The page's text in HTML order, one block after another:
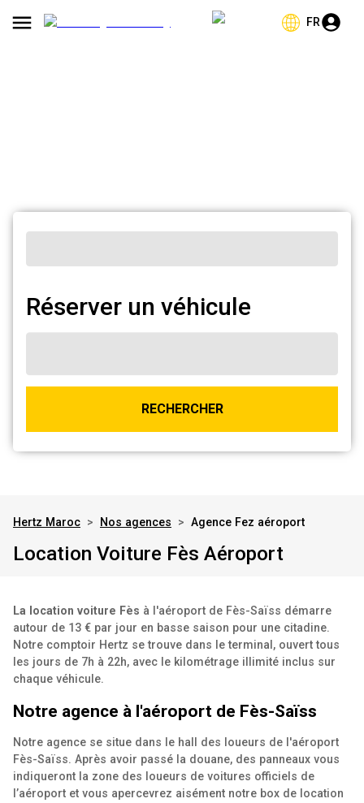
FR
Réserver un véhicule
RECHERCHER
Hertz Maroc > Nos agences > Agence Fez aéroport
Location Voiture Fès Aéroport
La location voiture Fès à l'aéroport de Fès-Saïss démarre
autour de 13 € par jour en basse saison pour une citadine.
Notre comptoir Hertz se trouve dans le terminal, ouvert tous
les jours de 7h à 22h, avec le kilométrage illimité inclus sur
chaque véhicule.
Notre agence à l'aéroport de Fès-Saïss
Notre agence se situe dans le hall des loueurs de l'aéroport
Fès-Saïss. Après avoir passé la douane, des panneaux vous
indiqueront la zone des loueurs de voitures officiels de
l’aéroport et vous apercevrez aisément notre box de location